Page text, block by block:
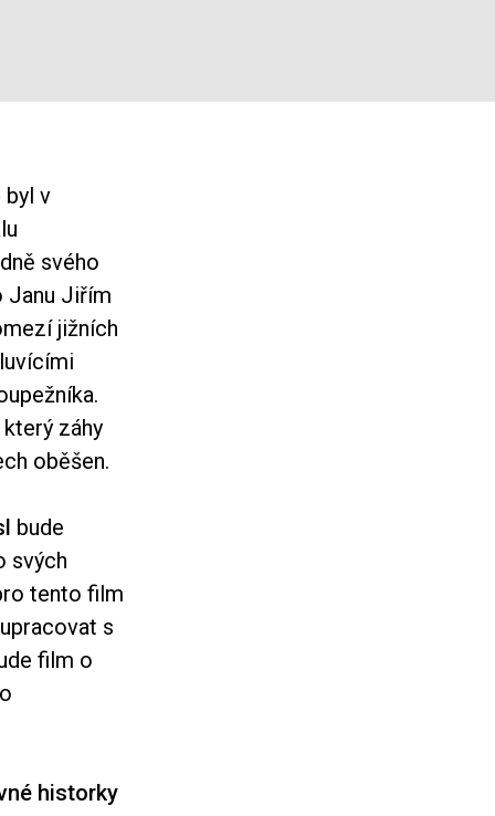
byl v
svého
Janu Jiřím
jižních
záhy
oběšen.
bude
svých
tento film
s
film o
historky